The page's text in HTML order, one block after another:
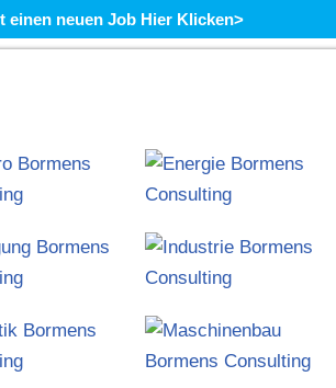
einen neuen Job Hier Klicken>